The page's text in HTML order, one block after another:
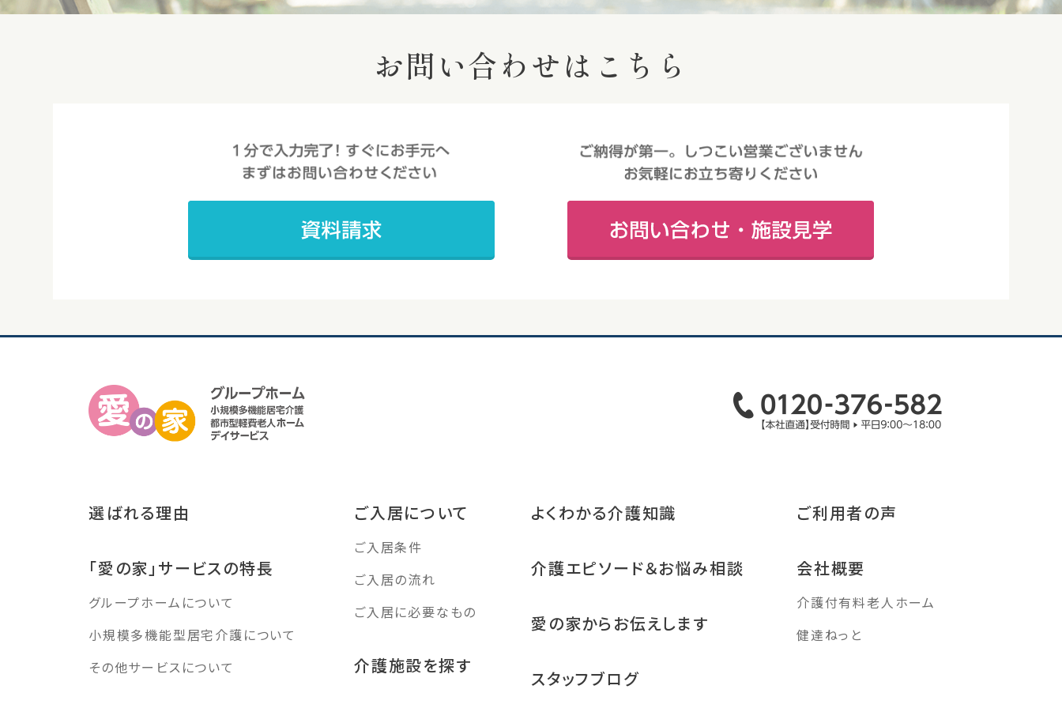
お問い合わせはこちら
選ばれる理由
「愛の家」サービスの特長
グループホームについて
小規模多機能型居宅介護について
その他サービスについて
ご入居について
ご入居条件
ご入居の流れ
ご入居に必要なもの
介護施設を探す
よくわかる介護知識
介護エピソード＆お悩み相談
愛の家からお伝えします
スタッフブログ
ご利用者の声
会社概要
介護付有料老人ホーム
健達ねっと